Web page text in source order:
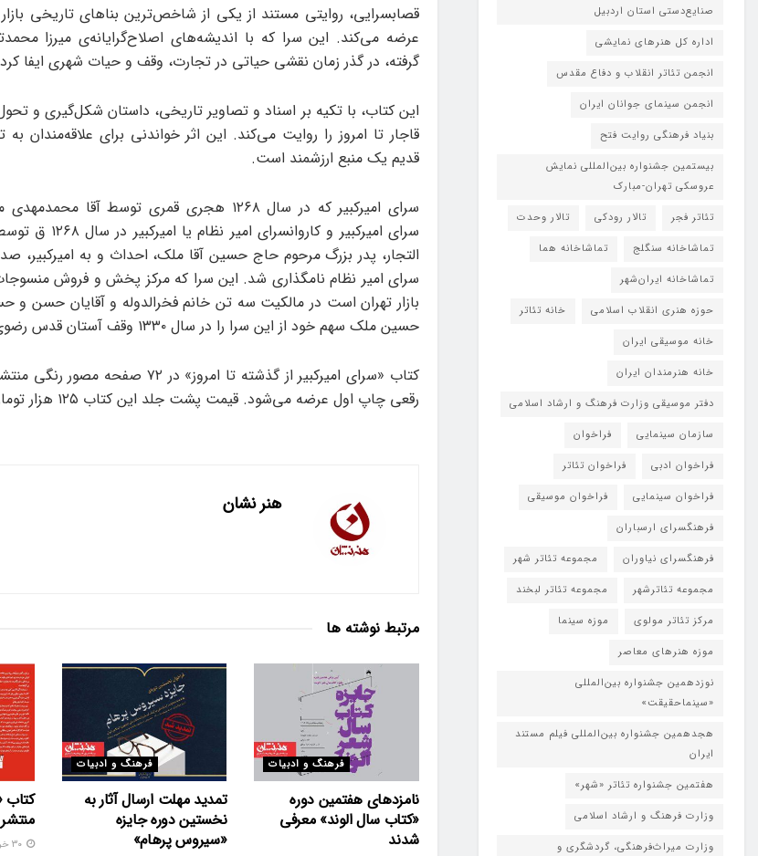
قصابسرایی، روایتی مستند از یکی از شاخص‌ترین بناهای تاریخی بازار
عرضه می‌کند. این سرا که با اندیشه‌های اصلاح‌گرایانه‌ی میرزا
گرفته، در گذر زمان نقشی حیاتی در تجارت، وقف و حیات شهری ایفا
این کتاب، با تکیه بر اسناد و تصاویر تاریخی، داستان شکل‌گیری و تحول
قاجار تا امروز را روایت می‌کند. این اثر خواندنی برای علاقه‌مندان به
قدیم یک منبع ارزشمند است.
سرای امیرکبیر که در سال ۱۲۶۸ هجری قمری توسط آقا
سرای امیرکبیر و
التجار، پدر بزرگ مرحوم حاج حسین آقا ملک، احداث و به امیرکبیر،
سرای امیر نظام نامگذاری شد. این سرا که مرکز پخش و فروش
بازار تهران است در مالکیت سه تن خانم فخرالدوله و آقایان حسن
حسین ملک سهم خود از این سرا را در سال ۱۳۳۰ وقف آستان قدس رضوی کرد.
کتاب «سرای امیرکبیر از گذشته تا امروز»
رقعی چاپ اول عرضه می‌شود. قیمت پشت جلد این کتاب ۱۲۵ هزار تومان است.
هنر نشان
مرتبط نوشته ها
فرهنگ و ادبیات
نامزدهای هفتمین دوره
«کتاب سال الوند» معرفی
شدند
فرهنگ و ادبیات
تمدید مهلت ارسال آثار به
نخستین دوره جایزه
«سیروس پرهام»
کتاب
۳۰ خرداد ۱۴۰۵
صنایع‌دستی استان اردبیل
اداره کل هنرهای نمایشی
انجمن تئاتر انقلاب و دفاع مقدس
انجمن سینمای جوانان ایران
بنیاد فرهنگی روایت فتح
بیستمین جشنواره بین‌المللی نمایش
عروسکی تهران-مبارک
تئاتر فجر
تالار رودکی
تالار وحدت
تماشاخانه سنگلج
تماشاخانه هما
تماشاخانه‌ ایران‌شهر
حوزه هنری انقلاب اسلامی
خانه تئاتر
خانه موسیقی ایران
خانه هنرمندان ایران
دفتر موسیقی وزارت فرهنگ و ارشاد اسلامی
سازمان سینمایی
فراخوان
فراخوان ادبی
فراخوان تئاتر
فراخوان سینمایی
فراخوان موسیقی
فرهنگسرای ارسباران
فرهنگسرای نیاوران
مجموعه تئاتر شهر
مجموعه تئاترشهر
مجموعه تئاتر لبخند
مرکز تئاتر مولوی
موزه سینما
موزه هنرهای معاصر
نوزدهمین جشنواره بین‌المللی
«سینماحقیقت»
هجدهمین جشنواره بین‌المللی فیلم مستند
ایران
هفتمین جشنواره تئاتر «شهر»
وزارت فرهنگ و ارشاد اسلامی
وزارت میراث‌فرهنگی، گردشگری و